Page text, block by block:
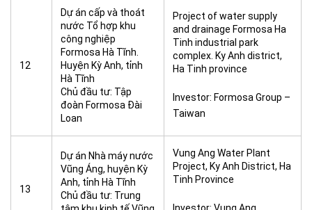
12
Dự án cấp và thoát
nước Tổ hợp khu
công nghiệp
Formosa Hà Tĩnh.
Huyện Kỳ Anh, tỉnh
Hà Tĩnh
Chủ đầu tư: Tập
đoàn Formosa Đài
Loan
Project of water supply
and drainage Formosa Ha
Tinh industrial park
complex. Ky Anh district,
Ha Tinh province
Investor: Formosa Group –
Taiwan
13
Dự án Nhà máy nước
Vũng Áng, huyện Kỳ
Anh, tỉnh Hà Tĩnh
Chủ đầu tư: Trung
Vung Ang Water Plant
Project, Ky Anh District, Ha
Tinh Province